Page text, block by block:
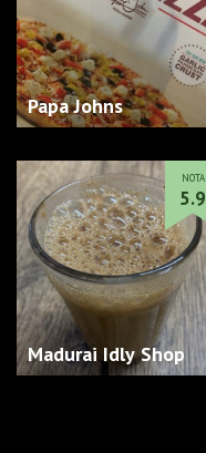
Papa Johns
Madurai Idly Shop
NOTA
5.9